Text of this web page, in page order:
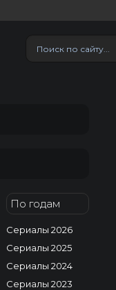
По годам
Сериалы 2026
Сериалы 2025
Сериалы 2024
Сериалы 2023